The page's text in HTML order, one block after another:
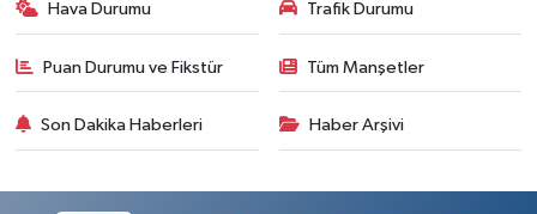
Hava Durumu Trafik Durumu
Puan Durumu ve Fikstür Tüm Manşetler
Son Dakika Haberleri Haber Arşivi